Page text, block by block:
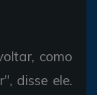
como
disse ele.